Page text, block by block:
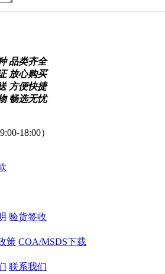
品类齐全
放心购买
方便快捷
畅选无忧
18:00）
验货签收
策 COA/MSDS下载
联系我们